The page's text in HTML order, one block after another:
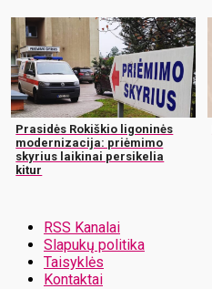
Prasidės Rokiškio ligoninės
modernizacija: priėmimo
skyrius laikinai persikelia
kitur
RSS Kanalai
Slapukų politika
Taisyklės
Kontaktai